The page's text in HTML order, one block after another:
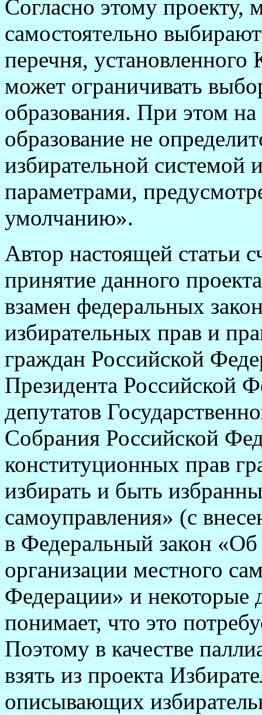
Согласно этому проекту,
самостоятельно
перечня,
может ограничивать
образования. При этом
образование не
избирательной системой
параметрами,
умолчанию».
Автор настоящей статьи
принятие данного
взамен федеральных
избирательных прав и
граждан Российской
Президента Российской
депутатов
Собрания Российской
конституционных прав
избирать и быть
самоуправления» (с
в Федеральный закон
организации местного
Федерации» и некоторые
понимает, что это
Поэтому в качестве
взять из проекта
описывающих